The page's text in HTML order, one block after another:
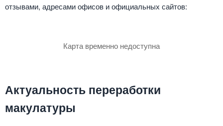
отзывами, адресами офисов и официальных сайтов:
Карта временно недоступна
Актуальность переработки
макулатуры